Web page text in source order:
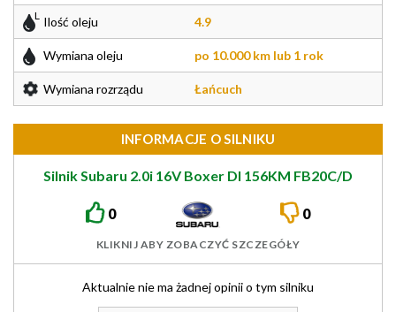
Ilość oleju 4.9
Wymiana oleju po 10.000 km lub 1 rok
Wymiana rozrządu Łańcuch
INFORMACJE O SILNIKU
Silnik Subaru 2.0i 16V Boxer DI 156KM FB20C/D
0 0
KLIKNIJ ABY ZOBACZYĆ SZCZEGÓŁY
Aktualnie nie ma żadnej opinii o tym silniku